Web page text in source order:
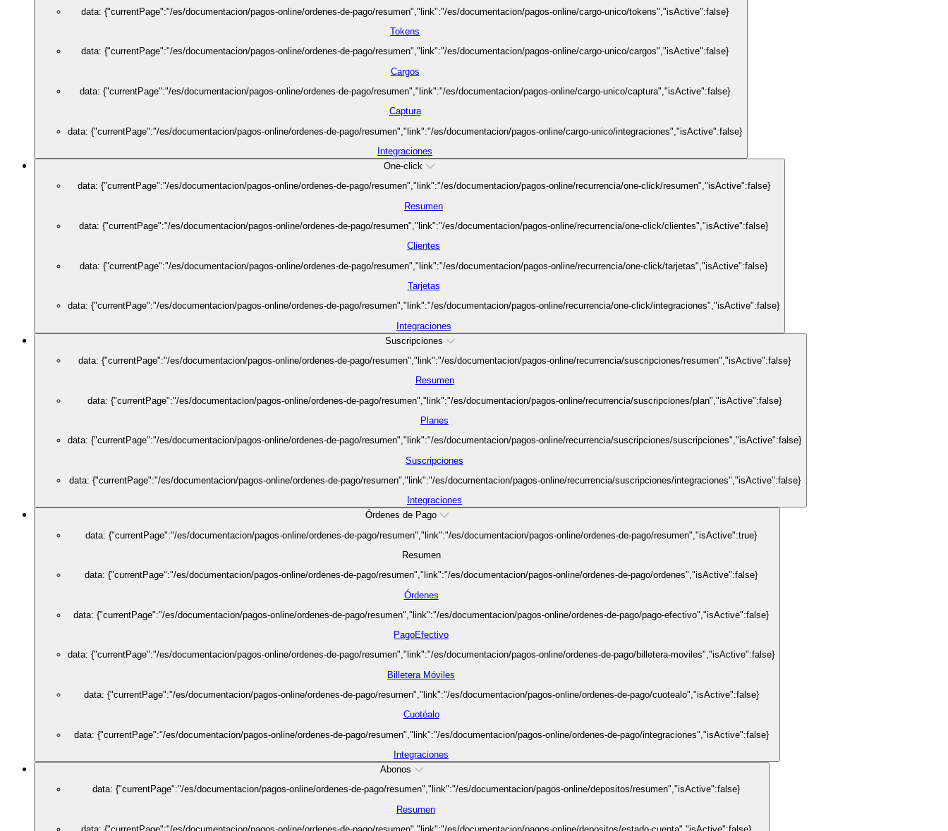
data: {"currentPage":"/es/documentacion/pagos-online/ordenes-de-pago/resumen","link":"/es/documentacion/pagos-online/cargo-unico/tokens","isActive":false}
Tokens
data: {"currentPage":"/es/documentacion/pagos-online/ordenes-de-pago/resumen","link":"/es/documentacion/pagos-online/cargo-unico/cargos","isActive":false}
Cargos
data: {"currentPage":"/es/documentacion/pagos-online/ordenes-de-pago/resumen","link":"/es/documentacion/pagos-online/cargo-unico/captura","isActive":false}
Captura
data: {"currentPage":"/es/documentacion/pagos-online/ordenes-de-pago/resumen","link":"/es/documentacion/pagos-online/cargo-unico/integraciones","isActive":false}
Integraciones
One-click
data: {"currentPage":"/es/documentacion/pagos-online/ordenes-de-pago/resumen","link":"/es/documentacion/pagos-online/recurrencia/one-click/resumen","isActive":false}
Resumen
data: {"currentPage":"/es/documentacion/pagos-online/ordenes-de-pago/resumen","link":"/es/documentacion/pagos-online/recurrencia/one-click/clientes","isActive":false}
Clientes
data: {"currentPage":"/es/documentacion/pagos-online/ordenes-de-pago/resumen","link":"/es/documentacion/pagos-online/recurrencia/one-click/tarjetas","isActive":false}
Tarjetas
data: {"currentPage":"/es/documentacion/pagos-online/ordenes-de-pago/resumen","link":"/es/documentacion/pagos-online/recurrencia/one-click/integraciones","isActive":false}
Integraciones
Suscripciones
data: {"currentPage":"/es/documentacion/pagos-online/ordenes-de-pago/resumen","link":"/es/documentacion/pagos-online/recurrencia/suscripciones/resumen","isActive":false}
Resumen
data: {"currentPage":"/es/documentacion/pagos-online/ordenes-de-pago/resumen","link":"/es/documentacion/pagos-online/recurrencia/suscripciones/plan","isActive":false}
Planes
data: {"currentPage":"/es/documentacion/pagos-online/ordenes-de-pago/resumen","link":"/es/documentacion/pagos-online/recurrencia/suscripciones/suscripciones","isActive":false}
Suscripciones
data: {"currentPage":"/es/documentacion/pagos-online/ordenes-de-pago/resumen","link":"/es/documentacion/pagos-online/recurrencia/suscripciones/integraciones","isActive":false}
Integraciones
Órdenes de Pago
data: {"currentPage":"/es/documentacion/pagos-online/ordenes-de-pago/resumen","link":"/es/documentacion/pagos-online/ordenes-de-pago/resumen","isActive":true}
Resumen
data: {"currentPage":"/es/documentacion/pagos-online/ordenes-de-pago/resumen","link":"/es/documentacion/pagos-online/ordenes-de-pago/ordenes","isActive":false}
Órdenes
data: {"currentPage":"/es/documentacion/pagos-online/ordenes-de-pago/resumen","link":"/es/documentacion/pagos-online/ordenes-de-pago/pago-efectivo","isActive":false}
PagoEfectivo
data: {"currentPage":"/es/documentacion/pagos-online/ordenes-de-pago/resumen","link":"/es/documentacion/pagos-online/ordenes-de-pago/billetera-moviles","isActive":false}
Billetera Móviles
data: {"currentPage":"/es/documentacion/pagos-online/ordenes-de-pago/resumen","link":"/es/documentacion/pagos-online/ordenes-de-pago/cuotealo","isActive":false}
Cuotéalo
data: {"currentPage":"/es/documentacion/pagos-online/ordenes-de-pago/resumen","link":"/es/documentacion/pagos-online/ordenes-de-pago/integraciones","isActive":false}
Integraciones
Abonos
data: {"currentPage":"/es/documentacion/pagos-online/ordenes-de-pago/resumen","link":"/es/documentacion/pagos-online/depositos/resumen","isActive":false}
Resumen